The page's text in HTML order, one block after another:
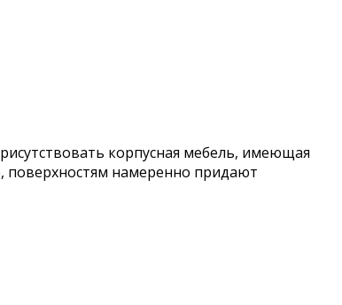
корпусная мебель, имеющая
поверхностям намеренно придают